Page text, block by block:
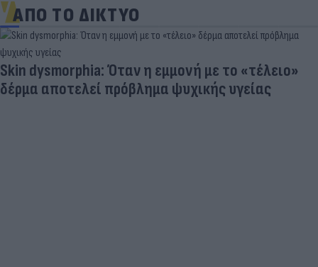
ΑΠΟ ΤΟ ΔΙΚΤΥΟ
Skin dysmorphia: Όταν η εμμονή με το «τέλειο»
δέρμα αποτελεί πρόβλημα ψυχικής υγείας